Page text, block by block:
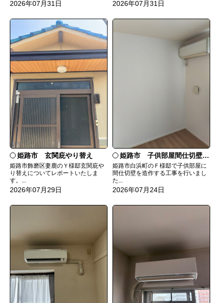
2026年07月31日 2026年07月31日
姫路市 玄関庇やり替え
姫路市飾磨区妻鹿のＹ様邸玄関庇や
り替えについてレポートいたしま
す。...
2026年07月29日
姫路市 子供部屋間仕切壁造作
姫路市白浜町のＦ様邸で子供部屋に
間仕切壁を造作する工事を行いまし
た...
2026年07月24日